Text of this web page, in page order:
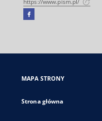
https://www.pism.pl/
Facebook
się
karcie
MAPA STRONY
Strona główna